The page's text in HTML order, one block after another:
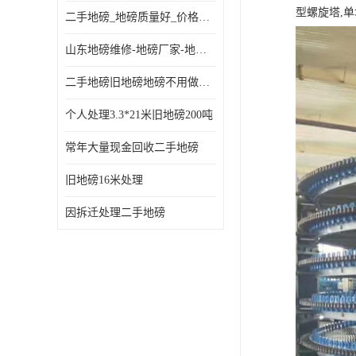
二手地磅_地磅质量好_价格便宜这里找【地磅行家】
山东地磅维修-地磅厂家-地磅价格-二手地磅
二手地磅旧地磅地磅不用做地基
个人处理3.3*21米旧地磅200吨
常年大量现金回收二手地磅
旧地磅16米处理
因拆迁处理二手地磅
型螺旋塔,